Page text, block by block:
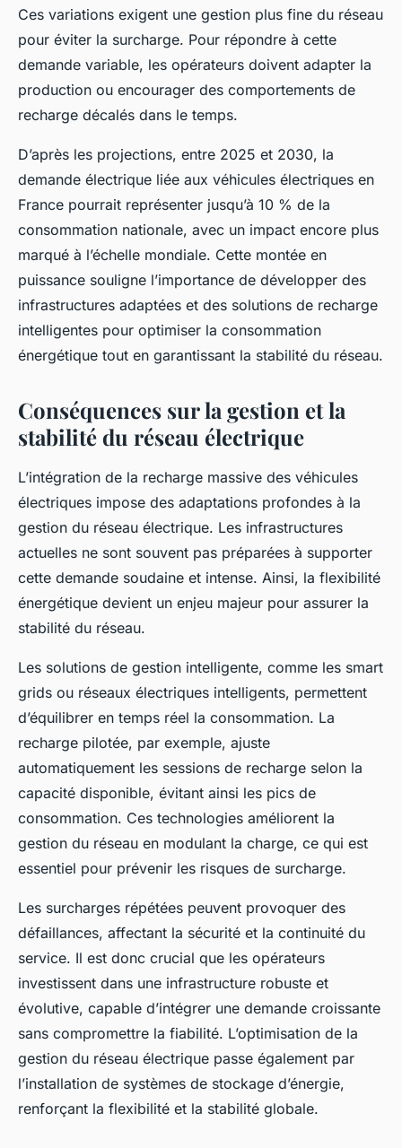
Ces variations exigent une gestion plus fine du réseau
pour éviter la surcharge. Pour répondre à cette
demande variable, les opérateurs doivent adapter la
production ou encourager des comportements de
recharge décalés dans le temps.
D’après les projections, entre 2025 et 2030, la
demande électrique liée aux véhicules électriques en
France pourrait représenter jusqu’à 10 % de la
consommation nationale, avec un impact encore plus
marqué à l’échelle mondiale. Cette montée en
puissance souligne l’importance de développer des
infrastructures adaptées et des solutions de recharge
intelligentes pour optimiser la consommation
énergétique tout en garantissant la stabilité du réseau.
Conséquences sur la gestion et la
stabilité du réseau électrique
L’intégration de la recharge massive des véhicules
électriques impose des adaptations profondes à la
gestion du réseau électrique. Les infrastructures
actuelles ne sont souvent pas préparées à supporter
cette demande soudaine et intense. Ainsi, la flexibilité
énergétique devient un enjeu majeur pour assurer la
stabilité du réseau.
Les solutions de gestion intelligente, comme les smart
grids ou réseaux électriques intelligents, permettent
d’équilibrer en temps réel la consommation. La
recharge pilotée, par exemple, ajuste
automatiquement les sessions de recharge selon la
capacité disponible, évitant ainsi les pics de
consommation. Ces technologies améliorent la
gestion du réseau en modulant la charge, ce qui est
essentiel pour prévenir les risques de surcharge.
Les surcharges répétées peuvent provoquer des
défaillances, affectant la sécurité et la continuité du
service. Il est donc crucial que les opérateurs
investissent dans une infrastructure robuste et
évolutive, capable d’intégrer une demande croissante
sans compromettre la fiabilité. L’optimisation de la
gestion du réseau électrique passe également par
l’installation de systèmes de stockage d’énergie,
renforçant la flexibilité et la stabilité globale.